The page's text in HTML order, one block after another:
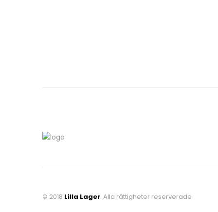
© 2018 Lilla Lager. Alla rättigheter reserverade